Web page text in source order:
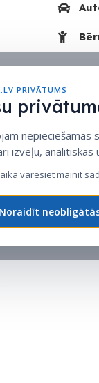
PRIVĀTUMS
nepieciešamās
izvēļu,
varēsiet mainīt
Noraidīt